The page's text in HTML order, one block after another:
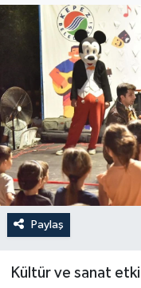
Paylaş
Kültür ve sanat
Kültür & Sanat
Magazin
Resmi İlan
Sağlık &
Siyaset
Spor